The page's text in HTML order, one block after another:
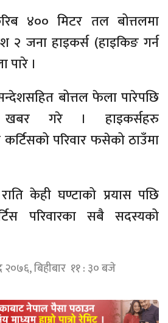
४०० मिटर तल बोत्तलमा
२ जना हाइकर्स (हाइकिङ गर्न
पारे ।
बोत्तल फेला पारेपछि
खबर गरे । हाइकर्सहरु
कर्टिसको परिवार फसेको ठाउँमा
केही घण्टाको प्रयास पछि
परिवारका सबै सदस्यको
२०७६, बिहीबार ११ : ३० बजे